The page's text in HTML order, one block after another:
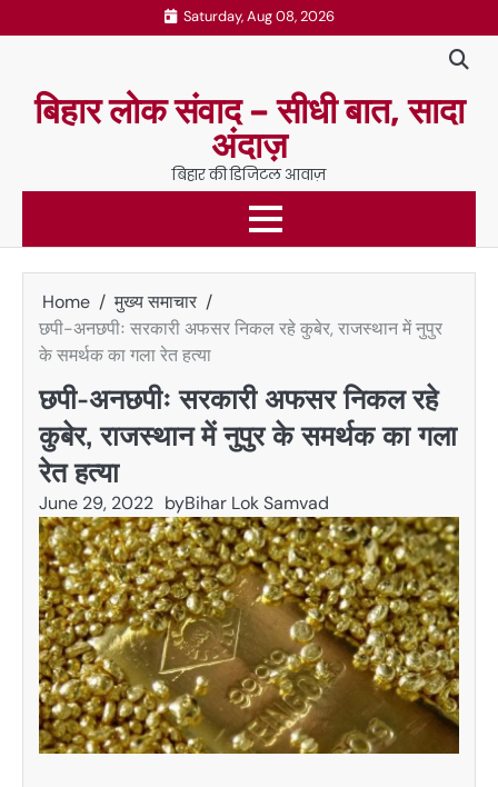
to
Saturday, Aug 08, 2026
बिहार लोक संवाद – सीधी बात, सादा
अंदाज़
बिहार की डिजिटल आवाज़
Home
मुख्य समाचार
छपी-अनछपीः सरकारी अफसर निकल रहे कुबेर, राजस्थान में नुपुर
के समर्थक का गला रेत हत्या
छपी-अनछपीः सरकारी अफसर निकल रहे
कुबेर, राजस्थान में नुपुर के समर्थक का गला
रेत हत्या
June 29, 2022 byBihar Lok Samvad